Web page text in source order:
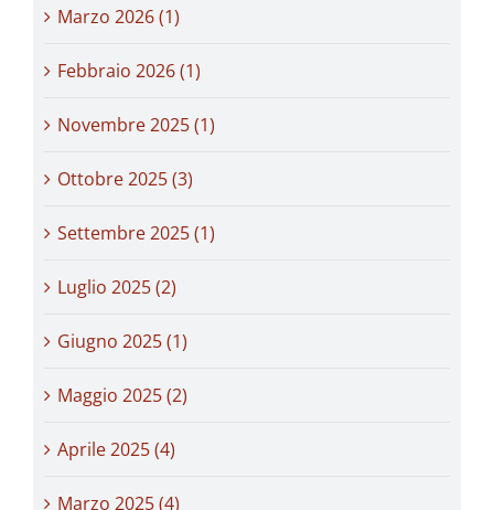
Marzo 2026 (1)
Febbraio 2026 (1)
Novembre 2025 (1)
Ottobre 2025 (3)
Settembre 2025 (1)
Luglio 2025 (2)
Giugno 2025 (1)
Maggio 2025 (2)
Aprile 2025 (4)
Marzo 2025 (4)